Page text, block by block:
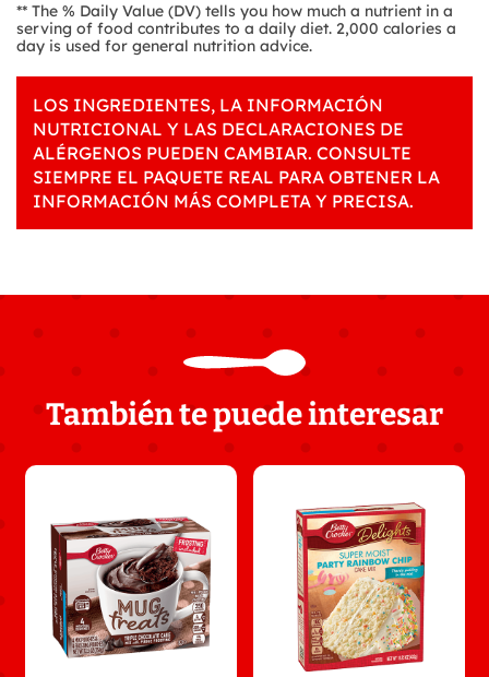
** The % Daily Value (DV) tells you how much a nutrient in a
serving of food contributes to a daily diet. 2,000 calories a
day is used for general nutrition advice.
LOS INGREDIENTES, LA INFORMACIÓN
NUTRICIONAL Y LAS DECLARACIONES DE
ALÉRGENOS PUEDEN CAMBIAR. CONSULTE
SIEMPRE EL PAQUETE REAL PARA OBTENER LA
INFORMACIÓN MÁS COMPLETA Y PRECISA.
También te puede interesar